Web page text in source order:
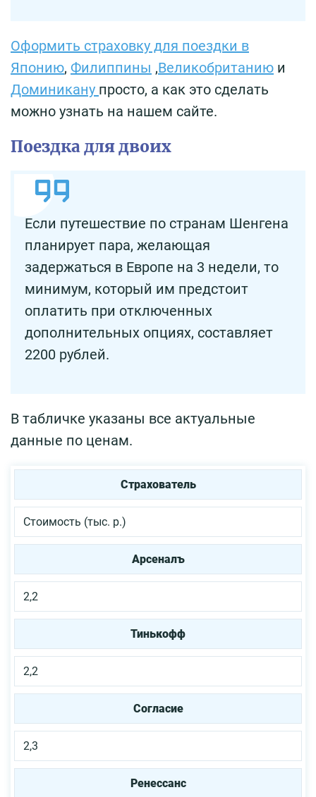
Оформить страховку для поездки в
Японию, Филиппины ,Великобританию и
Доминикану просто, а как это сделать
можно узнать на нашем сайте.
Поездка для двоих
Если путешествие по странам Шенгена
планирует пара, желающая
задержаться в Европе на 3 недели, то
минимум, который им предстоит
оплатить при отключенных
дополнительных опциях, составляет
2200 рублей.
В табличке указаны все актуальные
данные по ценам.
Страхователь
Стоимость (тыс. р.)
Арсеналъ
2,2
Тинькофф
2,2
Согласие
2,3
Ренессанс